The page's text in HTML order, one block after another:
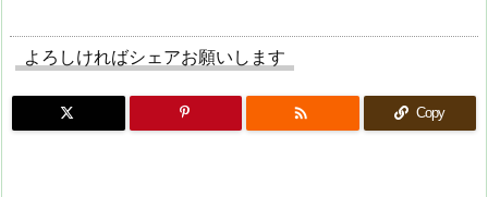
よろしければシェアお願いします
 Copy